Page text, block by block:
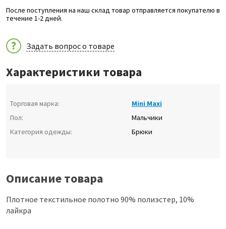
После поступления на наш склад товар отправляется покупателю в
течение 1-2 дней.
Задать вопрос о товаре
Характеристики товара
Торговая марка:
Mini Maxi
Пол:
Мальчики
Категория одежды:
Брюки
Описание товара
Плотное текстильное полотно 90% полиэстер, 10%
лайкра